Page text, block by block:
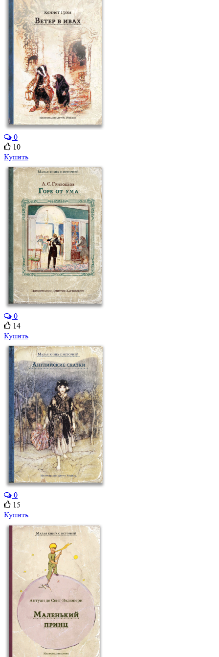
0
10
Купить
0
14
Купить
0
15
Купить